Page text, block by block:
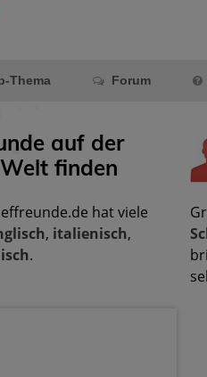
Thema Forum
auf der
finden
hat viele
, italienisch,
.